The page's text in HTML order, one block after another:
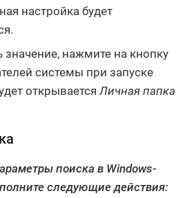
настройка будет
значение, нажмите на кнопку
системы при запуске
открываетсяЛичная папка
поиска в Windows-
следующие действия: